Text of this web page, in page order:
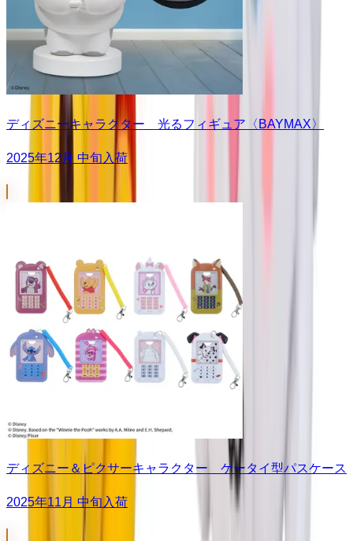
ディズニーキャラクター 光るフィギュア〈BAYMAX〉
2025年12月 中旬入荷
ディズニー＆ピクサーキャラクター ケータイ型パスケース
2025年11月 中旬入荷